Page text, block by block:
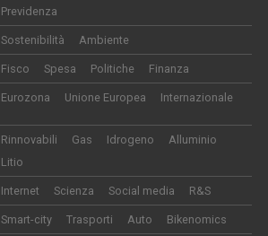
Previdenza
Sostenibilità Ambiente
Fisco Spesa Politiche Finanza
Eurozona Unione Europea Internazionale
Rinnovabili Gas Idrogeno
Alluminio
Litio
Internet Scienza Social media R&S
Smart-city Trasporti Auto Bikenomics